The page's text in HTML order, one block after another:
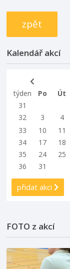
zpět
Kalendář akcí
týden
Po Út
31
32
3 4
33
10 11
34
17 18
35
24 25
36
31
přidat akci
FOTO z akcí